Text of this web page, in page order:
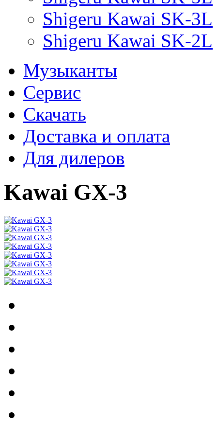
Shigeru Kawai SK-3L
Shigeru Kawai SK-2L
Музыканты
Сервис
Скачать
Доставка и оплата
Для дилеров
Kawai GX-3